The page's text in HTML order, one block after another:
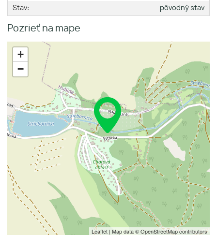
Stav: pôvodný stav
Pozrieť na mape
+
−
Leaflet | Map data ©OpenStreetMapcontributors